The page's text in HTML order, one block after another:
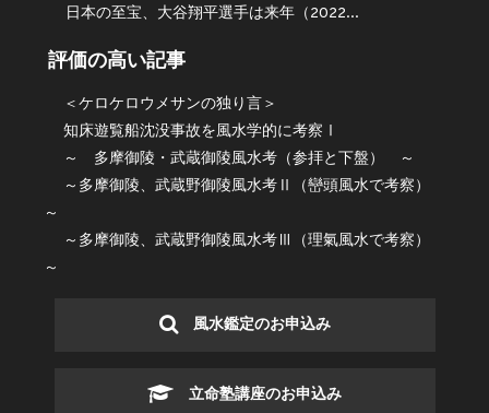
日本の至宝、大谷翔平選手は来年（2022...
評価の高い記事
＜ケロケロウメサンの独り言＞
知床遊覧船沈没事故を風水学的に考察Ⅰ
～ 多摩御陵・武蔵御陵風水考（参拝と下盤） ～
～多摩御陵、武蔵野御陵風水考Ⅱ（巒頭風水で考察）
～
～多摩御陵、武蔵野御陵風水考Ⅲ（理氣風水で考察）
～
風水鑑定のお申込み
立命塾講座のお申込み